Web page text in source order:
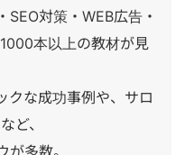
対策・WEB広告・
本以上の教材が見
クな成功事例や、サロ
ど、